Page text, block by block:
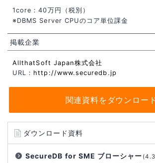
1core：40万円（税別）
※DBMS Server CPUのコア単位課金
掲載企業
AllthatSoft Japan株式会社
URL： http://www.securedb.jp
関連資料をダウンロー
ダウンロード資料
SecureDB for SME ブローシャー